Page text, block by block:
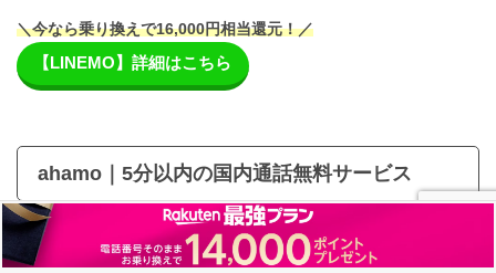
＼今なら乗り換えで16,000円相当還元！／
【LINEMO】詳細はこちら
ahamo｜5分以内の国内通話無料サービス